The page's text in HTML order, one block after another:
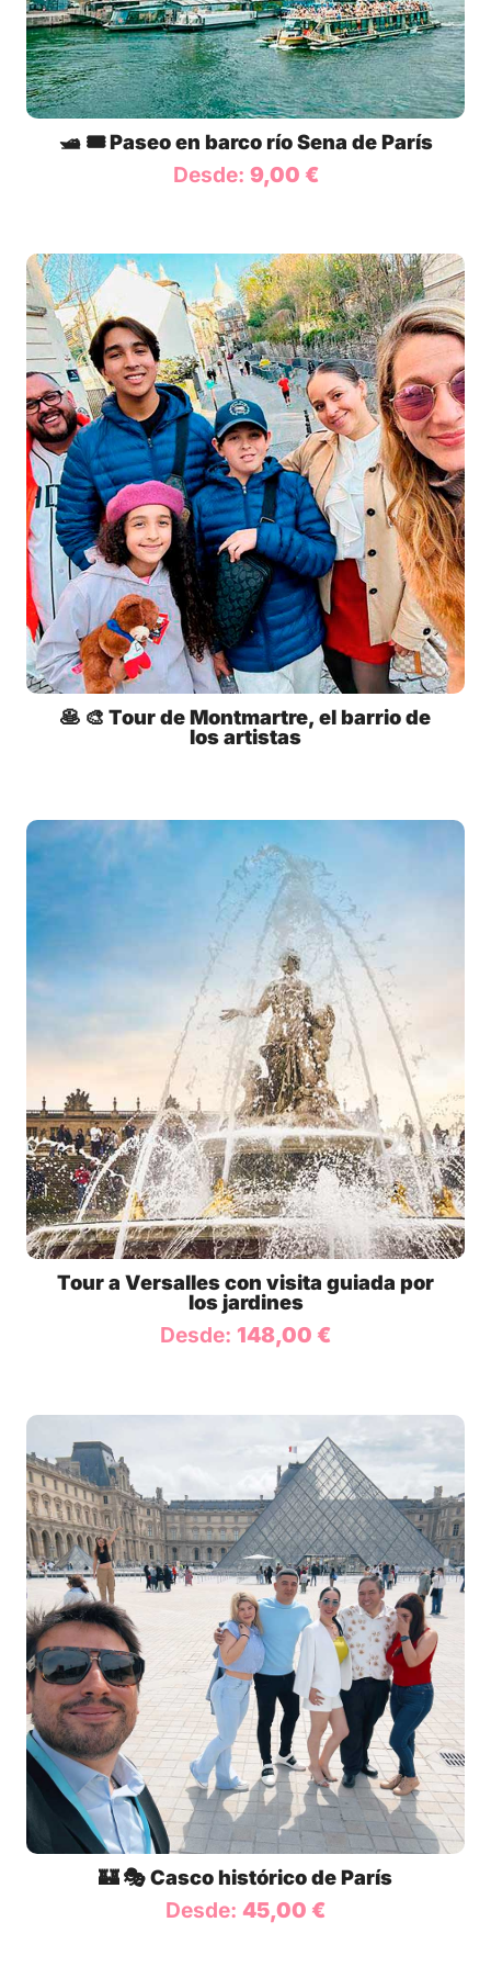
🛥️ 🎟️ Paseo en barco río Sena de París
Desde: 9,00 €
🥞 🎨 Tour de Montmartre, el barrio de
los artistas
Tour a Versalles con visita guiada por
los jardines
Desde: 148,00 €
🏰 🎭 Casco histórico de París
Desde: 45,00 €